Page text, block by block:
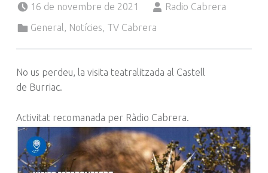
16 de novembre de 2021
Radio Cabrera
General , Notícies, TV Cabrera
No us perdeu, la visita teatralitzada al Castell
de Burriac.
Activitat recomanada per Ràdio Cabrera.